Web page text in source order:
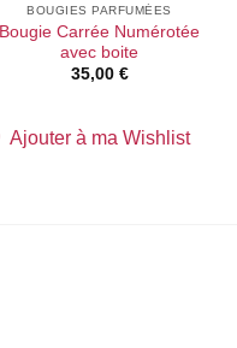
BOUGIES PARFUMÉES
Bougie Carrée Numérotée
avec boite
35,00 €
Ajouter à ma Wishlist